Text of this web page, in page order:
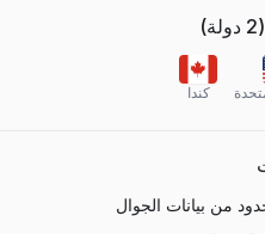
(
2 دولة)
كندا
من بيانات الجوال